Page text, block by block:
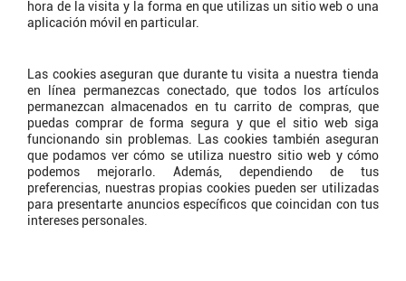
hora de la visita y la forma en que utilizas un sitio web o una
aplicación móvil en particular.
Las cookies aseguran que durante tu visita a nuestra tienda
en línea permanezcas conectado, que todos los artículos
permanezcan almacenados en tu carrito de compras, que
puedas comprar de forma segura y que el sitio web siga
funcionando sin problemas. Las cookies también aseguran
que podamos ver cómo se utiliza nuestro sitio web y cómo
podemos mejorarlo. Además, dependiendo de tus
preferencias, nuestras propias cookies pueden ser utilizadas
para presentarte anuncios específicos que coincidan con tus
intereses personales.